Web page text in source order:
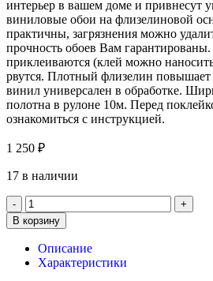
интерьер в вашем доме и привнесут
виниловые обои на флизелиновой
практичны, загрязнения можно
прочность обоев Вам
приклеиваются (клей можно
рвутся. Плотный флизелин повышает
винил универсален в обработке.
полотна в рулоне 10м. Перед
ознакомиться с инструкцией.
1 250 ₽
17 в наличии
В корзину
Описание
Характеристики